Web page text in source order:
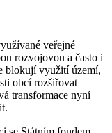
veřejné
rozvojovou a často i
blokují využití území,
obcí rozšiřovat
transformace nyní